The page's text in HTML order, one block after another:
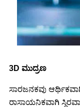
3D ಮುದ್ರಣ
ಸಾರಜನಕವು
ರಾಸಾಯನಿಕವಾಗಿ